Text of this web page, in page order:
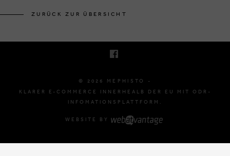
ZURÜCK ZUR ÜBERSICHT
© 2026 MEPHISTO -
KLARER E-COMMERCE INNERHEALB DER EU MIT ODR-
INFOMATIONSPLATTFORM.
WEBSITE BY